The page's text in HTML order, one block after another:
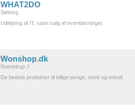
WHAT2DO
Søborg
Udlejning af IT, samt salg af eventløsninger.
Wonshop.dk
Svenstrup J
De bedste produkter til billige penge, nemt og enkelt